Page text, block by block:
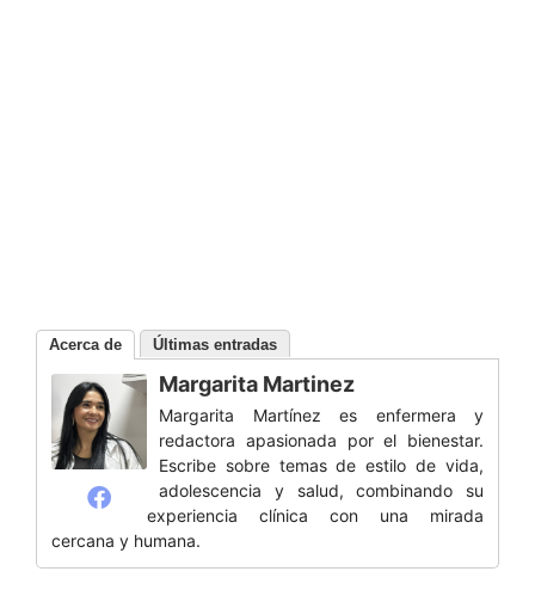
Acerca de Últimas entradas
Margarita Martinez
Margarita Martínez es enfermera y
redactora apasionada por el bienestar.
Escribe sobre temas de estilo de vida,
adolescencia y salud, combinando su
experiencia clínica con una mirada
cercana y humana.